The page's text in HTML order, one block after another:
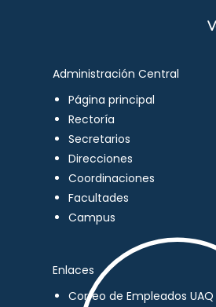
Administración Central
Página principal
Rectoría
Secretarios
Direcciones
Coordinaciones
Facultades
Campus
Enlaces
Correo de Empleados UAQ